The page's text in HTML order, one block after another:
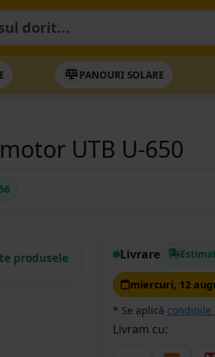
PANOURI SOLARE
UTB U-650
produsele Livrare
miercuri, 12
* Se aplică condițiile
Livram cu: